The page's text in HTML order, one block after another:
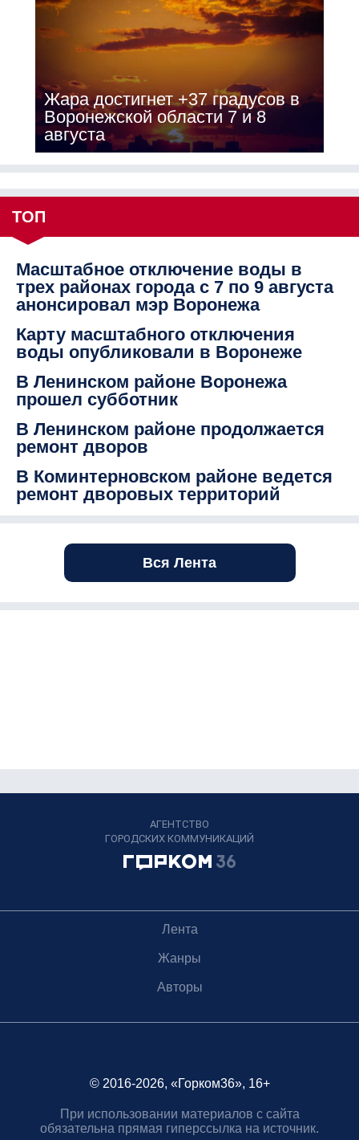
Жара достигнет +37 градусов в
Воронежской области 7 и 8
августа
ТОП
Масштабное отключение воды в
трех районах города с 7 по 9 августа
анонсировал мэр Воронежа
Карту масштабного отключения
воды опубликовали в Воронеже
В Ленинском районе Воронежа
прошел субботник
В Ленинском районе продолжается
ремонт дворов
В Коминтерновском районе ведется
ремонт дворовых территорий
Вся Лента
АГЕНТСТВО
ГОРОДСКИХ КОММУНИКАЦИЙ
Лента
Жанры
Авторы
© 2016-2026, «Горком36», 16+
При использовании материалов с сайта
обязательна прямая гиперссылка на источник.